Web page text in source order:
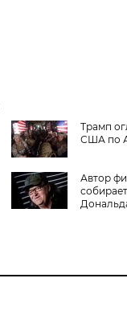
Трамп
США по
Автор